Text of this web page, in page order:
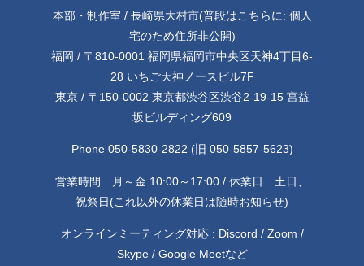
本部・制作室 / 長崎県大村市(普段はこちらに: 個人
宅のため住所非公開)
福岡 / 〒810-0001 福岡県福岡市中央区天神4丁目6-
28 いちご天神ノースビル7F
東京 / 〒150-0002 東京都渋谷区渋谷2-19-15 宮益
坂ビルディング609
Phone 050-5830-2822 (旧 050-5857-5623)
営業時間 月～金 10:00～17:00 / 休業日 土日、
祝祭日(これ以外の休業日は随時お知らせ)
オンラインミーティング対応 : Discord / Zoom /
Skype / Google Meetなど